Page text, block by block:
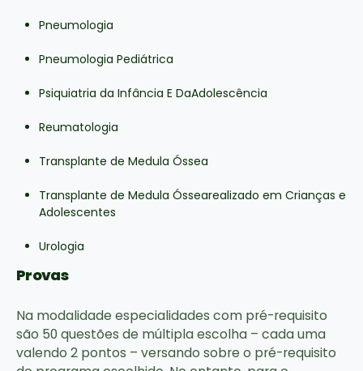
Pneumologia
Pneumologia Pediátrica
Psiquiatria da Infância E DaAdolescência
Reumatologia
Transplante de Medula Óssea
Transplante de Medula Óssearealizado em Crianças e
Adolescentes
Urologia
Provas
Na modalidade especialidades com pré-requisito
são 50 questões de múltipla escolha – cada uma
valendo 2 pontos – versando sobre o pré-requisito